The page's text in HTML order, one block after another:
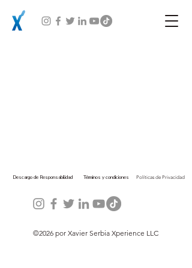
Descargo de Responsabilidad Términos y condiciones Políticas de Privacidad
©2026 por Xavier Serbia Xperience LLC